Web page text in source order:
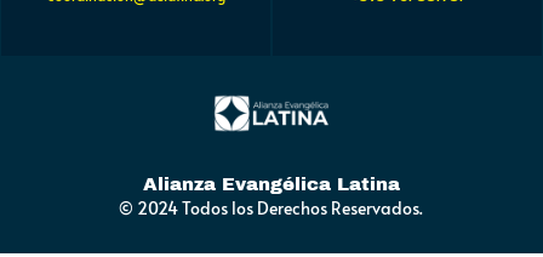
Alianza Evangélica Latina
© 2024 Todos los Derechos Reservados.